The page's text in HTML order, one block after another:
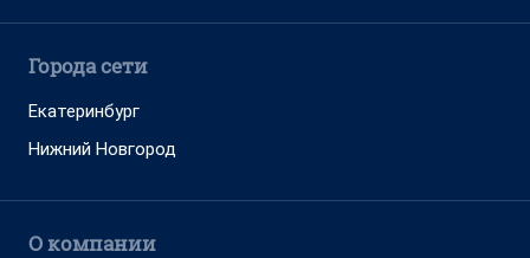
Города сети
Екатеринбург
Нижний Новгород
О компании